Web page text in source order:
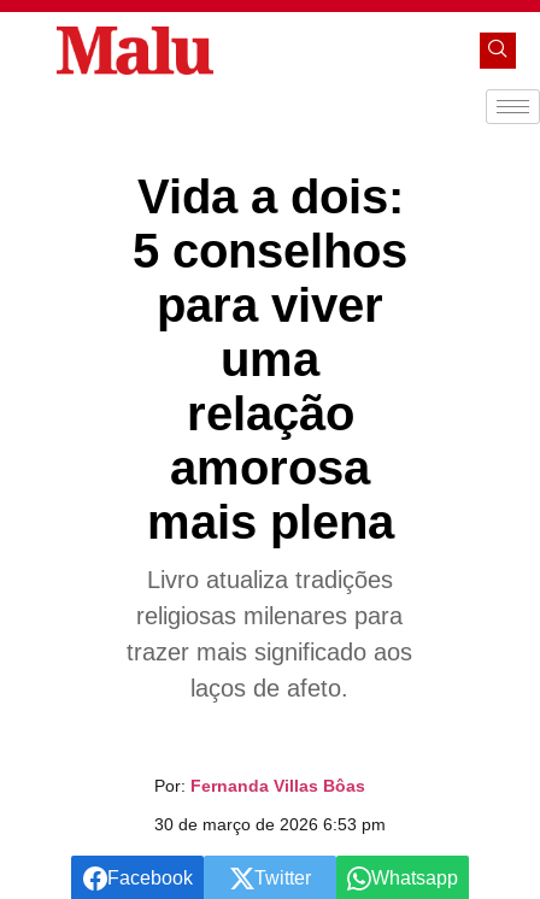
Vida a dois:
5 conselhos
para viver
uma
relação
amorosa
mais plena
Livro atualiza tradições
religiosas milenares para
trazer mais significado aos
laços de afeto.
Por: Fernanda Villas Bôas
30 de março de 2026 6:53 pm
Facebook Twitter Whatsapp